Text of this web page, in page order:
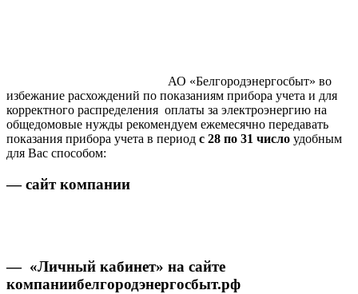
АО «Белгородэнергосбыт» во
избежание расхождений по показаниям прибора учета и для
корректного распределения оплаты за электроэнергию на
общедомовые нужды рекомендуем ежемесячно передавать
показания прибора учета в период с 28 по 31 число удобным
для Вас способом:
— сайт компании
— «Личный кабинет» на сайте
компаниибелгородэнергосбыт.рф